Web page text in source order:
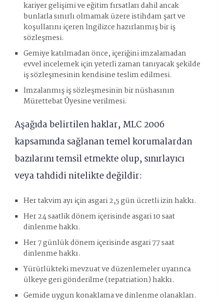
kariyer gelişimi ve eğitim fırsatları dahil ancak
bunlarla sınırlı olmamak üzere istihdam şart ve
koşullarını içeren İngilizce hazırlanmış bir iş
sözleşmesi.
Gemiye katılmadan önce, içeriğini imzalamadan
evvel incelemek için yeterli zaman tanıyacak şekilde
iş sözleşmesinin kendisine teslim edilmesi.
İmzalanmış iş sözleşmesinin bir nüshasının
Mürettebat Üyesine verilmesi.
Aşağıda belirtilen haklar, MLC 2006
kapsamında sağlanan temel korumalardan
bazılarını temsil etmekte olup, sınırlayıcı
veya tahdidi nitelikte değildir:
Her takvim ayı için asgari 2,5 gün ücretli izin hakkı.
Her 24 saatlik dönem içerisinde asgari 10 saat
dinlenme hakkı.
Her 7 günlük dönem içerisinde asgari 77 saat
dinlenme hakkı.
Yürürlükteki mevzuat ve düzenlemeler uyarınca
ülkeye geri gönderilme (repatriation) hakkı.
Gemide uygun konaklama ve dinlenme olanakları.